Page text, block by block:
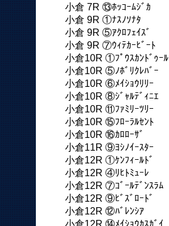
小倉 7R ⑬ﾎｯｺｰﾑｼﾞｶ
小倉 9R ①ﾅｽﾉｿﾅﾀ
小倉 9R ⑤ｱｸﾛﾌｪｲｽﾞ
小倉 9R ⑦ｳｨﾃｶｰﾋﾞｰﾄ
小倉10R ①ﾌﾟｳｽｶﾝﾄﾞｩｰﾙ
小倉10R ⑤ﾉﾎﾞﾘｸﾚﾊﾞｰ
小倉10R ⑥ﾒｲｼｮｳﾘﾘｰ
小倉10R ⑧ｼﾞｬﾙﾃﾞｨﾆｴ
小倉10R ⑪ﾌｧﾐﾘｰﾂﾘｰ
小倉10R ⑮ﾌﾛｰﾗﾙｾﾝﾄ
小倉10R ⑯ｶﾛﾛｰｻﾞ
小倉11R ⑨ﾖｼﾉｲｰｽﾀｰ
小倉12R ①ｹﾝﾌｨｰﾙﾄﾞ
小倉12R ④ﾘﾋﾄﾐｭｰﾚ
小倉12R ⑦ｺﾞｰﾙﾃﾞﾝｽﾗﾑ
小倉12R ⑨ﾋﾞｽﾞﾛｰﾄﾞ
小倉12R ⑫ﾊﾞﾚﾝｼｱ
小倉12R ⑭ﾒｲｼｮｳｶｽｶﾞｲ